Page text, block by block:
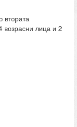
втората
возрасни лица и 2